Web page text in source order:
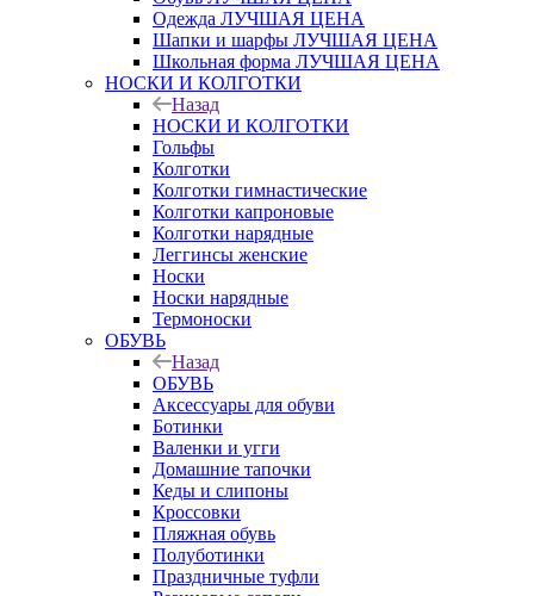
Одежда ЛУЧШАЯ ЦЕНА
Шапки и шарфы ЛУЧШАЯ ЦЕНА
Школьная форма ЛУЧШАЯ ЦЕНА
НОСКИ И КОЛГОТКИ
Назад
НОСКИ И КОЛГОТКИ
Гольфы
Колготки
Колготки гимнастические
Колготки капроновые
Колготки нарядные
Леггинсы женские
Носки
Носки нарядные
Термоноски
ОБУВЬ
Назад
ОБУВЬ
Аксессуары для обуви
Ботинки
Валенки и угги
Домашние тапочки
Кеды и слипоны
Кроссовки
Пляжная обувь
Полуботинки
Праздничные туфли